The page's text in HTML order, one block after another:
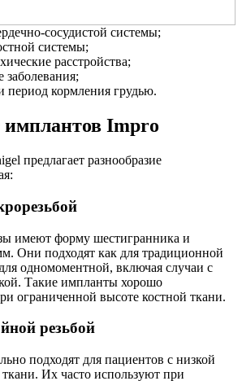
сосудистой системы;
системы;
расстройства;
период кормления грудью.
имплантов Impro
предлагает разнообразие
имеют форму шестигранника и
Они подходят как для традиционной
одномоментной, включая случаи с
Такие импланты хорошо
ограниченной высоте костной ткани.
резьбой
подходят для пациентов с низкой
Их часто используют при